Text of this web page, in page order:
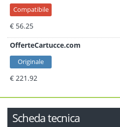
Compatibile
€ 56.25
OfferteCartucce.com
Originale
€ 221.92
Scheda tecnica